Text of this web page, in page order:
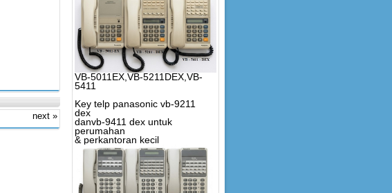
next »
VB-5011EX,VB-5211DEX,VB-
5411
Key telp panasonic vb-9211
dex
danvb-9411 dex untuk
perumahan
& perkantoran kecil